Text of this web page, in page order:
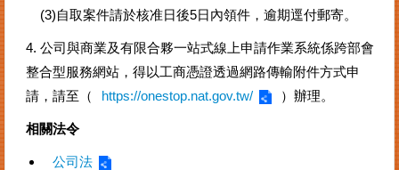
(3)自取案件請於核准日後5日內領件，逾期逕付郵寄。
4. 公司與商業及有限合夥一站式線上申請作業系統係跨部會
整合型服務網站，得以工商憑證透過網路傳輸附件方式申
請，請至（
https://onestop.nat.gov.tw/ ）辦理。
相關法令
公司法